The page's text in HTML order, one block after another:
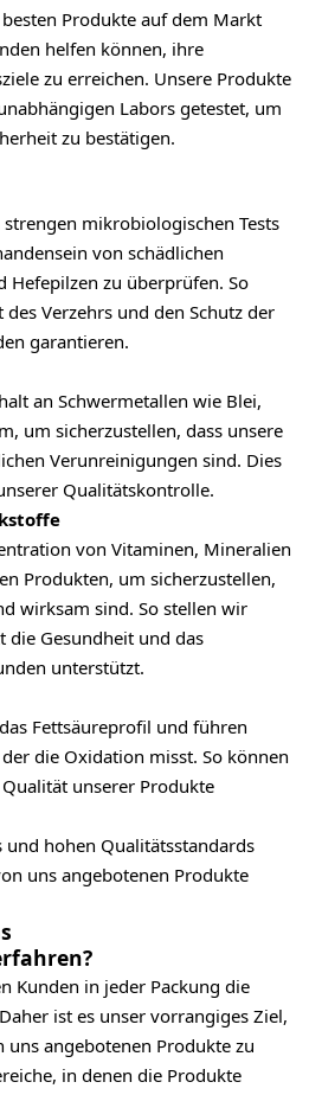
Produkte auf dem Markt
helfen können, ihre
zu erreichen. Unsere Produkte
Labors getestet, um
zu bestätigen.
mikrobiologischen Tests
von schädlichen
Hefepilzen zu überprüfen. So
Verzehrs und den Schutz der
garantieren.
an Schwermetallen wie Blei,
um sicherzustellen, dass unsere
Verunreinigungen sind. Dies
Qualitätskontrolle.
von Vitaminen, Mineralien
Produkten, um sicherzustellen,
wirksam sind. So stellen wir
die Gesundheit und das
unterstützt.
Fettsäureprofil und führen
der die Oxidation misst. So können
unserer Produkte
und hohen Qualitätsstandards
uns angebotenen Produkte
Kunden in jeder Packung die
ist es unser vorrangiges Ziel,
angebotenen Produkte zu
in denen die Produkte